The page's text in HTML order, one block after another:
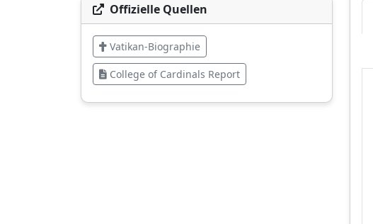
Offizielle Quellen
Vatikan-Biographie
College of Cardinals Report